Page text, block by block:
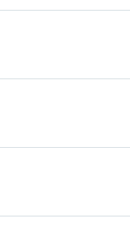
das
Ideen